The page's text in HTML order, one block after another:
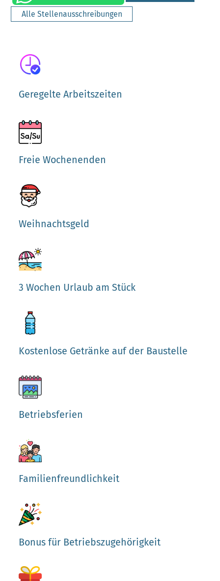
Alle Stellenausschreibungen
Geregelte Arbeitszeiten
Freie Wochenenden
Weihnachtsgeld
3 Wochen Urlaub am Stück
Kostenlose Getränke auf der Baustelle
Betriebsferien
Familienfreundlichkeit
Bonus für Betriebszugehörigkeit